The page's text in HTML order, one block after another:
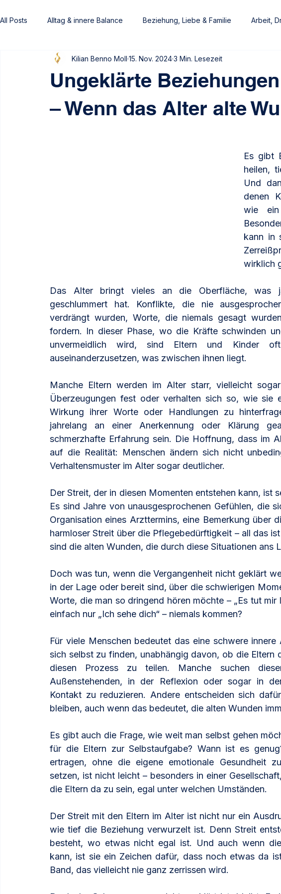
All Posts Alltag & innere Balance Beziehung, Liebe & Familie Arbeit,
Männer Von Gefühlen getragen Heimat
Ungeklärte
– Wenn das Alter alte
Kilian Benno Moll 15. Nov. 20243 Min. Lesezeit
Es gibt
heilen,
Und
denen
wie ein
kann in
wirklich
Das Alter bringt vieles an die Oberfläche, was
geschlummert hat. Konflikte, die nie
verdrängt wurden, Worte, die niemals gesagt
fordern. In dieser Phase, wo die Kräfte schwinden
unvermeidlich wird, sind Eltern und Kinder
auseinanderzusetzen, was zwischen ihnen liegt.
Manche Eltern werden im Alter starr, vielleicht
Überzeugungen fest oder verhalten sich so, wie sie
Wirkung ihrer Worte oder Handlungen zu
jahrelang an einer Anerkennung oder Klärung
schmerzhafte Erfahrung sein. Die Hoffnung, dass im
auf die Realität: Menschen ändern sich nicht
Verhaltensmuster im Alter sogar deutlicher.
Der Streit, der in diesen Momenten entstehen kann, ist
Es sind Jahre von unausgesprochenen Gefühlen, die
Organisation eines Arzttermins, eine Bemerkung über
harmloser Streit über die Pflegebedürftigkeit – all das
sind die alten Wunden, die durch diese Situationen ans
Doch was tun, wenn die Vergangenheit nicht geklärt
in der Lage oder bereit sind, über die schwierigen
Worte, die man so dringend hören möchte – „Es tut
einfach nur „Ich sehe dich“ – niemals kommen?
Für viele Menschen bedeutet das eine schwere
sich selbst zu finden, unabhängig davon, ob die Eltern
diesen Prozess zu teilen. Manche suchen
Außenstehenden, in der Reflexion oder sogar in
Kontakt zu reduzieren. Andere entscheiden sich
bleiben, auch wenn das bedeutet, die alten Wunden
Es gibt auch die Frage, wie weit man selbst gehen
für die Eltern zur Selbstaufgabe? Wann ist es
ertragen, ohne die eigene emotionale Gesundheit
setzen, ist nicht leicht – besonders in einer
die Eltern da zu sein, egal unter welchen Umständen.
Der Streit mit den Eltern im Alter ist nicht nur ein
wie tief die Beziehung verwurzelt ist. Denn Streit
besteht, wo etwas nicht egal ist. Und auch wenn
kann, ist sie ein Zeichen dafür, dass noch etwas da
Band, das vielleicht nie ganz zerrissen wird.